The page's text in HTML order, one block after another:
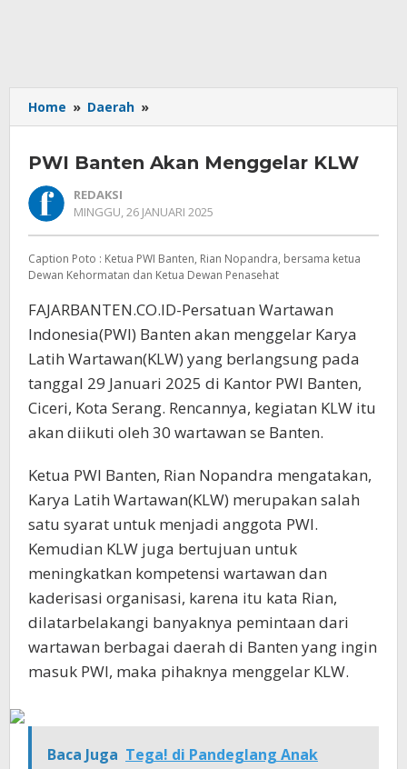
Home » Daerah »
Banten
Menggelar
PWI Banten Akan Menggelar KLW
REDAKSI
MINGGU, 26 JANUARI 2025
Caption Poto : Ketua PWI Banten, Rian Nopandra, bersama ketua
Dewan Kehormatan dan Ketua Dewan Penasehat
FAJARBANTEN.CO.ID-Persatuan Wartawan
Indonesia(PWI) Banten akan menggelar Karya
Latih Wartawan(KLW) yang berlangsung pada
tanggal 29 Januari 2025 di Kantor PWI Banten,
Ciceri, Kota Serang. Rencannya, kegiatan KLW itu
akan diikuti oleh 30 wartawan se Banten.
Ketua PWI Banten, Rian Nopandra mengatakan,
Karya Latih Wartawan(KLW) merupakan salah
satu syarat untuk menjadi anggota PWI.
Kemudian KLW juga bertujuan untuk
meningkatkan kompetensi wartawan dan
kaderisasi organisasi, karena itu kata Rian,
dilatarbelakangi banyaknya pemintaan dari
wartawan berbagai daerah di Banten yang ingin
masuk PWI, maka pihaknya menggelar KLW.
Baca Juga Tega! di Pandeglang Anak